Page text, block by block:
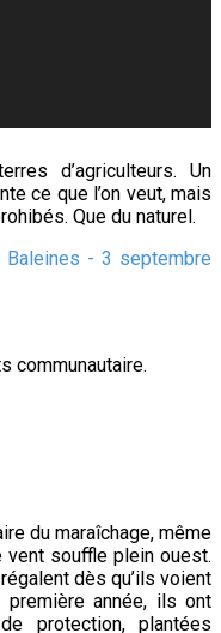
d’agriculteurs. Un
ce que l’on veut, mais
Que du naturel.
communautaire.
du maraîchage, même
souffle plein ouest.
dès qu’ils voient
année, ils ont
protection, plantées